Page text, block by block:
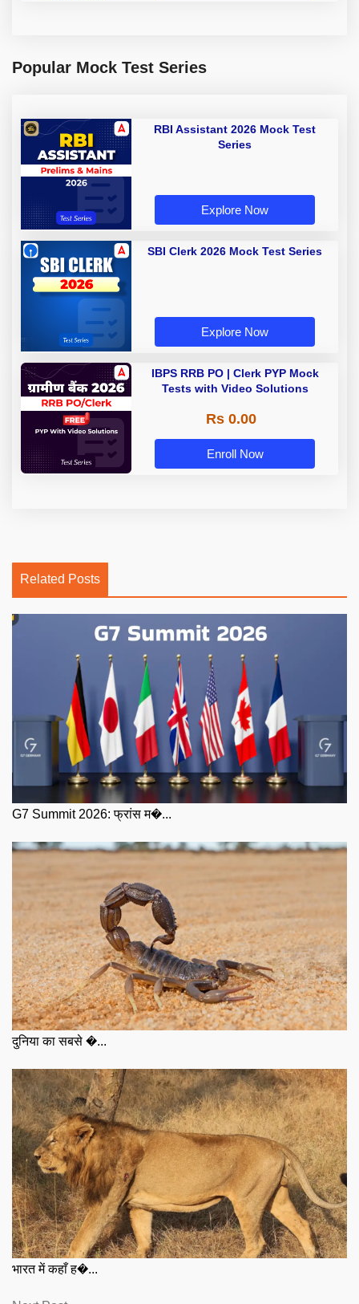
Popular Mock Test Series
RBI Assistant 2026 Mock Test
Series
Explore Now
SBI Clerk 2026 Mock Test Series
Explore Now
IBPS RRB PO | Clerk PYP Mock
Tests with Video Solutions
Rs 0.00
Enroll Now
Related Posts
G7 Summit 2026: फ्रांस म�...
दुनिया का सबसे �...
भारत में कहाँ ह�...